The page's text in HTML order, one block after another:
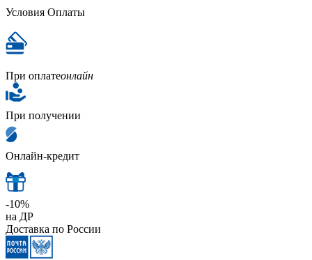
Условия Оплаты
При оплатеонлайн
При получении
Онлайн-кредит
-10%
на ДР
Доставка по России